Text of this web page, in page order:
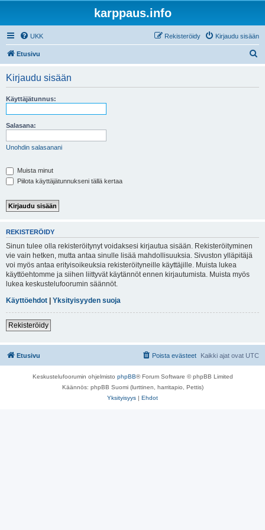
karppaus.info
UKK Kirjaudu sisään
Rekisteröidy
Etusivu
Kirjaudu sisään
Käyttäjätunnus:
Salasana:
Unohdin salasanani
Muista minut
Piilota käyttäjätunnukseni tällä kertaa
REKISTERÖIDY
Sinun tulee olla rekisteröitynyt voidaksesi kirjautua sisään. Rekisteröityminen
vie vain hetken, mutta antaa sinulle lisää mahdollisuuksia. Sivuston ylläpitäjä
voi myös antaa erityisoikeuksia rekisteröityneille käyttäjille. Muista lukea
käyttöehtomme ja siihen liittyvät käytännöt ennen kirjautumista. Muista myös
lukea keskustelufoorumin säännöt.
Käyttöehdot | Yksityisyyden suoja
Rekisteröidy
Etusivu Kaikki ajat ovat UTC
Poista evästeet
Keskustelufoorumin ohjelmisto phpBB® Forum Software © phpBB Limited
Käännös: phpBB Suomi (lurttinen, harritapio, Pettis)
Yksityisyys | Ehdot